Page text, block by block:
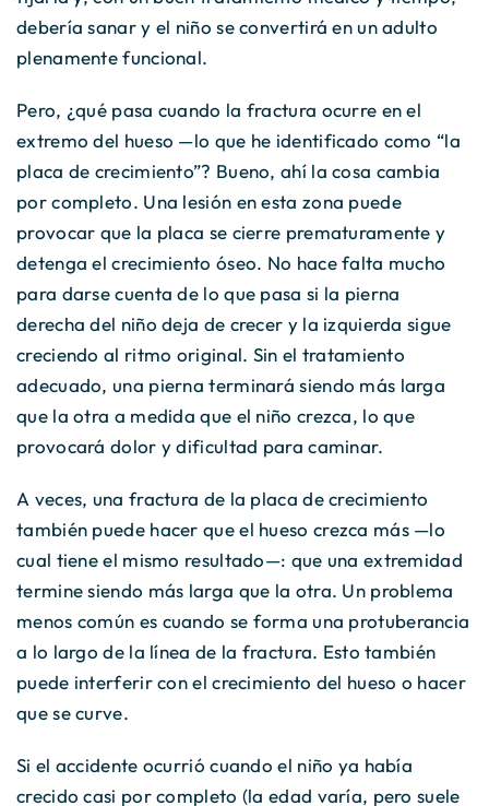
debería sanar y el niño se convertirá en un adulto
plenamente funcional.
Pero, ¿qué pasa cuando la fractura ocurre en el
extremo del hueso —lo que he identificado como “la
placa de crecimiento”? Bueno, ahí la cosa cambia
por completo. Una lesión en esta zona puede
provocar que la placa se cierre prematuramente y
detenga el crecimiento óseo. No hace falta mucho
para darse cuenta de lo que pasa si la pierna
derecha del niño deja de crecer y la izquierda sigue
creciendo al ritmo original. Sin el tratamiento
adecuado, una pierna terminará siendo más larga
que la otra a medida que el niño crezca, lo que
provocará dolor y dificultad para caminar.
A veces, una fractura de la placa de crecimiento
también puede hacer que el hueso crezca más —lo
cual tiene el mismo resultado—: que una extremidad
termine siendo más larga que la otra. Un problema
menos común es cuando se forma una protuberancia
a lo largo de la línea de la fractura. Esto también
puede interferir con el crecimiento del hueso o hacer
que se curve.
Si el accidente ocurrió cuando el niño ya había
crecido casi por completo (la edad varía, pero suele